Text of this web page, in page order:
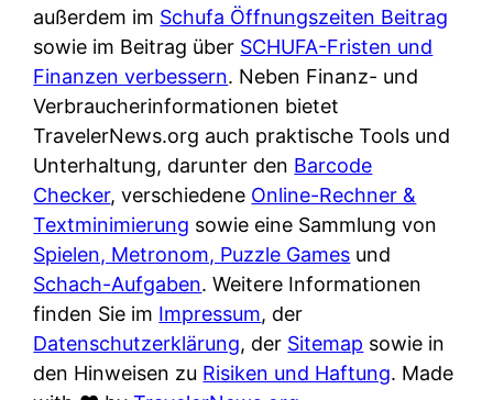
t
e
e
t
s
i
e
c
h
e
n
t
i
s
c
h
e
n
d
e
außerdem im Schufa Öffnungszeiten Beitrag
sowie im Beitrag über SCHUFA-Fristen und
Finanzen verbessern. Neben Finanz- und
Verbraucherinformationen bietet
TravelerNews.org auch praktische Tools und
Unterhaltung, darunter den Barcode
Checker, verschiedene Online-Rechner &
Textminimierung sowie eine Sammlung von
Spielen, Metronom, Puzzle Games und
Schach-Aufgaben. Weitere Informationen
finden Sie im Impressum, der
Datenschutzerklärung, der Sitemap sowie in
den Hinweisen zu Risiken und Haftung. Made